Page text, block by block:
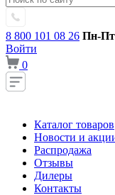
8 800 101 08 26 Пн-
Войти
0
Каталог товаров
Новости и
Распродажа
Отзывы
Дилеры
Контакты